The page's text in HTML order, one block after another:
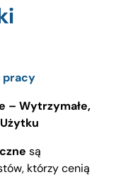
pracy
– Wytrzymałe,
są
którzy cenią